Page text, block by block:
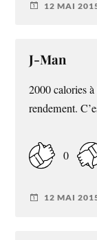
12 MAI
J-Man
2000 calories
rendement.
0
12 MAI